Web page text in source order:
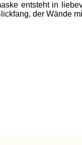
entsteht in
der Wände